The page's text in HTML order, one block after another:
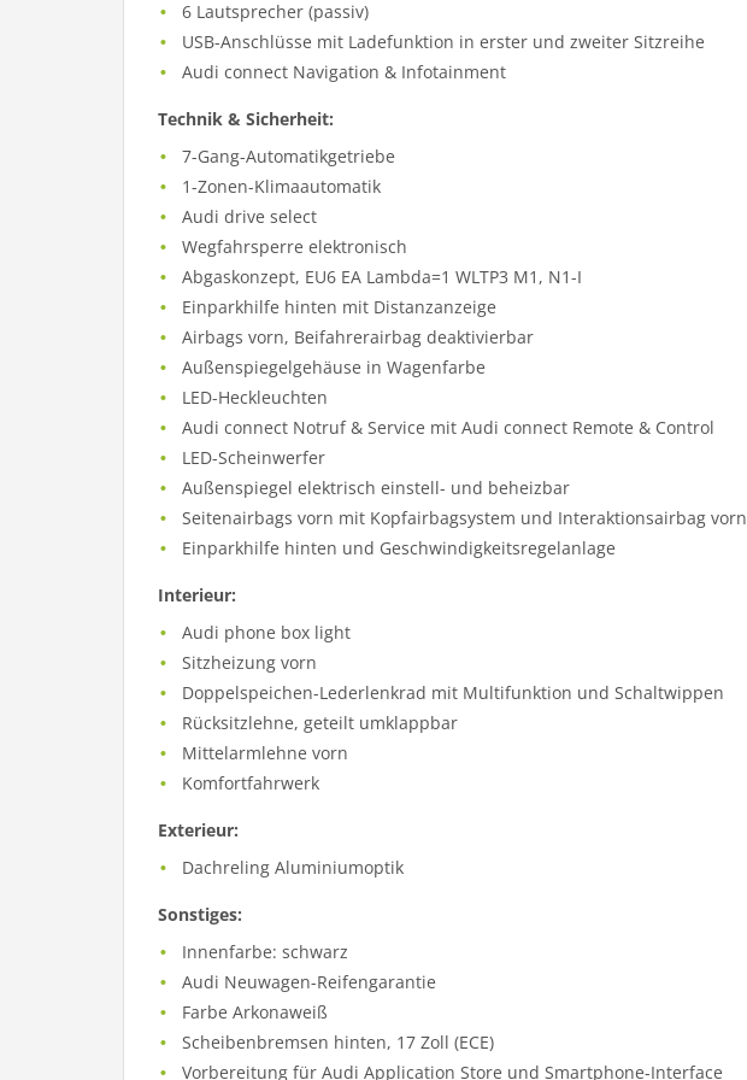
6 Lautsprecher (passiv)
USB-Anschlüsse mit Ladefunktion in erster und zweiter Sitzreihe
Audi connect Navigation & Infotainment
Technik & Sicherheit:
7-Gang-Automatikgetriebe
1-Zonen-Klimaautomatik
Audi drive select
Wegfahrsperre elektronisch
Abgaskonzept, EU6 EA Lambda=1 WLTP3 M1, N1-I
Einparkhilfe hinten mit Distanzanzeige
Airbags vorn, Beifahrerairbag deaktivierbar
Außenspiegelgehäuse in Wagenfarbe
LED-Heckleuchten
Audi connect Notruf & Service mit Audi connect Remote & Control
LED-Scheinwerfer
Außenspiegel elektrisch einstell- und beheizbar
Seitenairbags vorn mit Kopfairbagsystem und Interaktionsairbag vorn
Einparkhilfe hinten und Geschwindigkeitsregelanlage
Interieur:
Audi phone box light
Sitzheizung vorn
Doppelspeichen-Lederlenkrad mit Multifunktion und Schaltwippen
Rücksitzlehne, geteilt umklappbar
Mittelarmlehne vorn
Komfortfahrwerk
Exterieur:
Dachreling Aluminiumoptik
Sonstiges:
Innenfarbe: schwarz
Audi Neuwagen-Reifengarantie
Farbe Arkonaweiß
Scheibenbremsen hinten, 17 Zoll (ECE)
Vorbereitung für Audi Application Store und Smartphone-Interface